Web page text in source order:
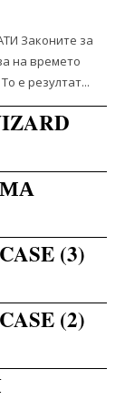
Законите за
на времето
е резултат...
(3)
(2)